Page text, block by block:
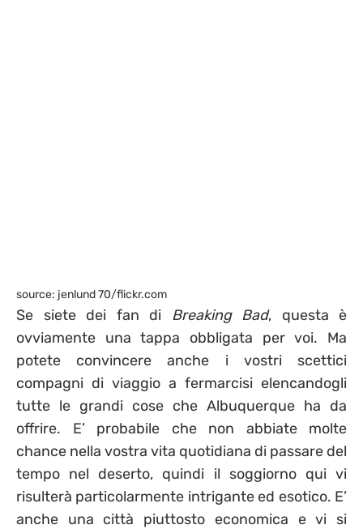
source: jenlund 70/flickr.com
Se siete dei fan di Breaking Bad, questa è
ovviamente una tappa obbligata per voi. Ma
potete convincere anche i vostri scettici
compagni di viaggio a fermarcisi elencandogli
tutte le grandi cose che Albuquerque ha da
offrire. E’ probabile che non abbiate molte
chance nella vostra vita quotidiana di passare del
tempo nel deserto, quindi il soggiorno qui vi
risulterà particolarmente intrigante ed esotico. E’
anche una città piuttosto economica e vi si